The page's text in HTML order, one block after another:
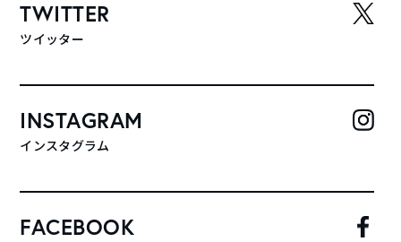
TWITTER
ツイッター
INSTAGRAM
インスタグラム
FACEBOOK